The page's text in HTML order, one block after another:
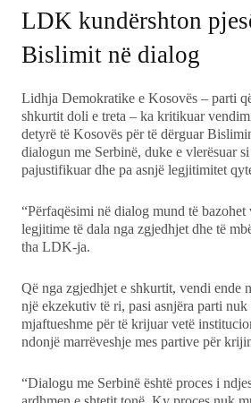
LDK kundërshton
Bislimit në dialog
Lidhja Demokratike e Kosovës – parti
shkurtit doli e treta – ka kritikuar
detyrë të Kosovës për të dërguar
dialogun me Serbinë, duke e vlerësuar
pajustifikuar dhe pa asnjë legjitimitet
“Përfaqësimi në dialog mund të
legjitime të dala nga zgjedhjet dhe të
tha LDK-ja.
Që nga zgjedhjet e shkurtit, vendi ende
një ekzekutiv të ri, pasi asnjëra parti
mjaftueshme për të krijuar vetë
ndonjë marrëveshje mes partive për
“Dialogu me Serbinë është proces i